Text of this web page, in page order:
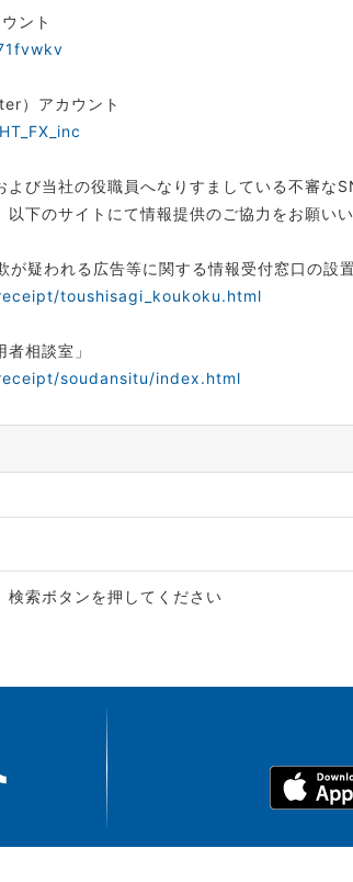
ント
）アカウント
よび当社の役職員へなりすましている不審な
以下のサイトにて情報提供のご協力をお願い
が疑われる広告等に関する情報受付窓口の設
toushisagi_koukoku.html
相談室」
soudansitu/index.html
検索ボタンを押してください